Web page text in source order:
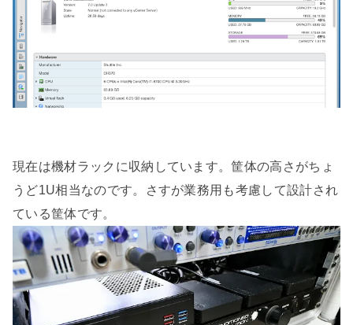
現在は機材ラックに収納しています。筐体の高さがちょ
うど1U相当なのです。さすが業務用も考慮して設計され
ている筐体です。